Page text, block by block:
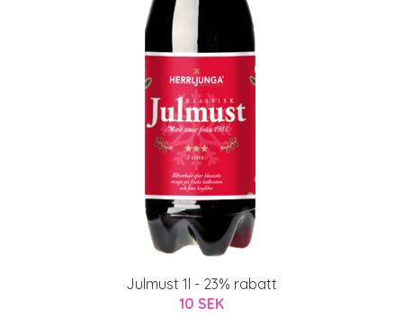
Julmust 1l - 23% rabatt
10 SEK